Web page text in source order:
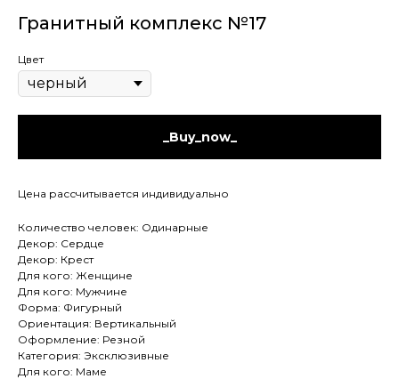
Гранитный комплекс №17
Цвет
_Buy_now_
Цена рассчитывается индивидуально
Количество человек: Одинарные
Декор: Сердце
Декор: Крест
Для кого: Женщине
Для кого: Мужчине
Форма: Фигурный
Ориентация: Вертикальный
Оформление: Резной
Категория: Эксклюзивные
Для кого: Маме